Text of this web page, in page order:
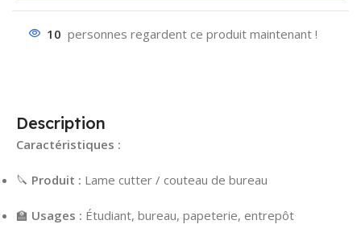
10 personnes regardent ce produit maintenant !
Description
Caractéristiques :
🔪 Produit : Lame cutter / couteau de bureau
🏫 Usages : Étudiant, bureau, papeterie, entrepôt